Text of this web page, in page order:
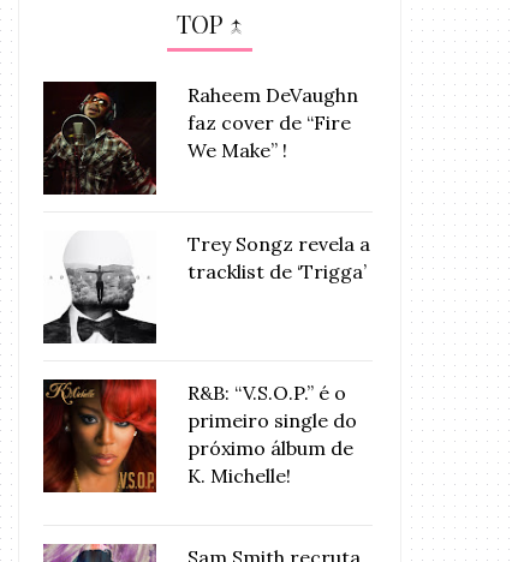
Perfo...
ANIMADA:
o
TOP ↑
Raheem DeVaughn
faz cover de “Fire
We Make” !
Trey Songz revela a
tracklist de ‘Trigga’
R&B: “V.S.O.P.” é o
primeiro single do
próximo álbum de
K. Michelle!
Sam Smith recruta